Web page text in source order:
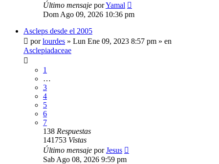
Último mensaje porYamal
Dom Ago 09, 2026 10:36 pm
Ascleps desde el 2005
porlourdes » Lun Ene 09, 2023 8:57 pm » en
Asclepiadaceae
1
…
3
4
5
6
7
138 Respuestas
141753 Vistas
Último mensaje porJesus
Sab Ago 08, 2026 9:59 pm